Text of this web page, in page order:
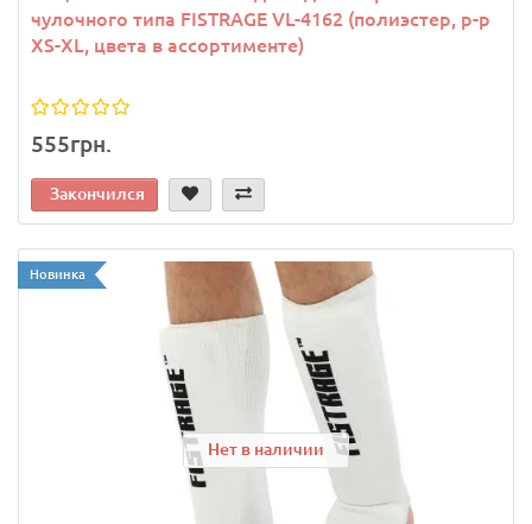
чулочного типа FISTRAGE VL-4162 (полиэстер, р-р
XS-XL, цвета в ассортименте)
555грн.
Закончился
Новинка
Нет в наличии